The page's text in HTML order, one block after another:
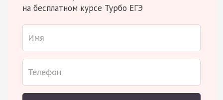
на бесплатном курсе Турбо ЕГЭ